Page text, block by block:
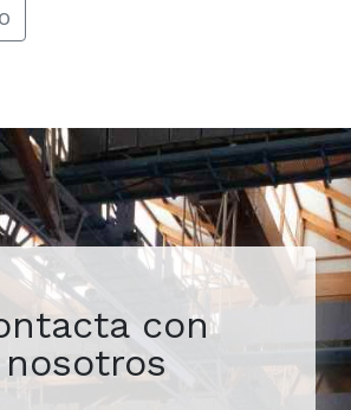
con
nosotros